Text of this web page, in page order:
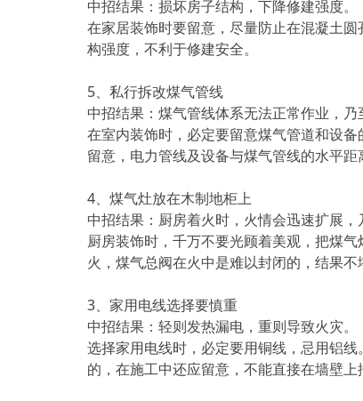
中招结果：损坏房子结构，下降修建强度。
在家居装饰时要留意，尽量防止在混凝土
构强度，不利于修建安全。
5、私行拆改煤气管线
中招结果：煤气管线体系无法正常作业，乃
在室内装饰时，必定要留意煤气管道和设
留意，电力管线及设备与煤气管线的水平
4、煤气灶放在木制地柜上
中招结果：厨房着火时，火情会迅速扩展，
厨房装饰时，千万不要光顾着美观，把煤
火，煤气总阀在火中是难以封闭的，结果不
3、家用电线选择要慎重
中招结果：轻则发热漏电，重则导致火灾。
选择家用电线时，必定要用铜线，忌用铝
的，在施工中还应留意，不能直接在墙壁